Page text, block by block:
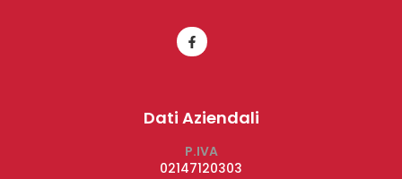
Dati Aziendali
P.IVA
02147120303